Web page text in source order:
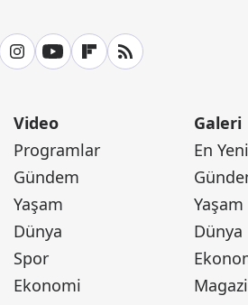
Video
Programlar
Gündem
Yaşam
Dünya
Spor
Ekonomi
Galeri
En
Yaşam
Dünya